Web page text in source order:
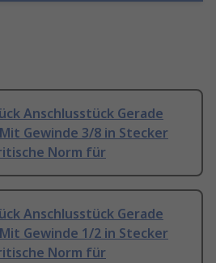
Anschlusstück Gerade
Gewinde 3/8 in Stecker
Norm für
Anschlusstück Gerade
Gewinde 1/2 in Stecker
Norm für